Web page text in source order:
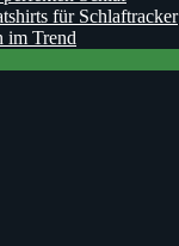
für Schlaftracker
im Trend